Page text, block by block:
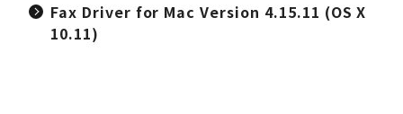
Fax Driver for Mac Version 4.15.11 (OS X
10.11)